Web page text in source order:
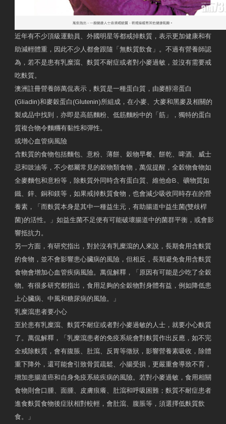
近年有不少頂級運動員、外國明星等都戒掉麩質，表示更加健康和有
助減輕體重，因此不少人都會跟隨「無麩質飲食」。不過有營養師認
為，若不是患有乳糜瀉、麩質不耐症或者對小麥過敏，並沒有需要戒
吃麩質。
澳洲註冊營養師萬侃表示，麩質是一種蛋白質，由麥醇溶蛋白
(Gliadin)和麥穀蛋白(Glutenin)所組成，在小麥、大麥和黑麥及相關的
製成品中找到，亦即是高筋麵粉、低筋麵粉中的「筋」，獨特的蛋白
質複合物令麵糰有黏性和彈性。
或增心血管病風險
含麩質的食物包括麵包、意粉、薄餅、穀物早餐、餅乾、啤酒、威士
忌和豉油等，不少都屬常見的穀物類食物，萬侃提醒，全穀物食物如
全麥麵包和意粉等，除麩質外同時含有蛋白質、維他命B、礦物質如
鐵、鋅、銅和鎂等，如果戒掉麩質食物，也會減少吸收同時存在的營
養素，「而麩質本身是其中一種益生元，有助腸道中益生菌(雙歧桿
菌)的活性。」如益生菌不足便有可能破壞腸道中的菌群平衡，或會影
響抵抗力。
另一方面，有研究指出，對於沒有乳糜瀉的人來說，長期食用含麩質
的食物，並不會影響患心臟病的風險，但相反，長期避免食用含麩質
食物會增加心血管疾病風險。萬侃解釋，「原因有可能是少吃了全穀
物。有很多研究都指出，食用足夠的全穀物對身體有益，例如降低患
上心臟病、中風和糖尿病的風險。」
乳糜瀉患者要小心
至於患有乳糜瀉、麩質不耐症或者對小麥過敏的人士，就要小心麩質
了。萬侃解釋，「乳糜瀉患者的免疫系統會對麩質作出反應，如不完
全戒除麩質，會有腹脹、肚瀉、反胃等徵狀，影響營養素吸收，除體
重下降外，還可能會引致骨質疏鬆、小腸受損，更嚴重會導致不育，
增加患腸道癌和自身免疫系統疾病的風險。若對小麥過敏，食用相關
食物則會口腫、面腫、皮膚痕癢、肚瀉和呼吸困難；麩質不耐症患者
進食麩質食物後症狀相對較輕，會肚瀉、腹脹等，須選擇低麩質飲
食。」